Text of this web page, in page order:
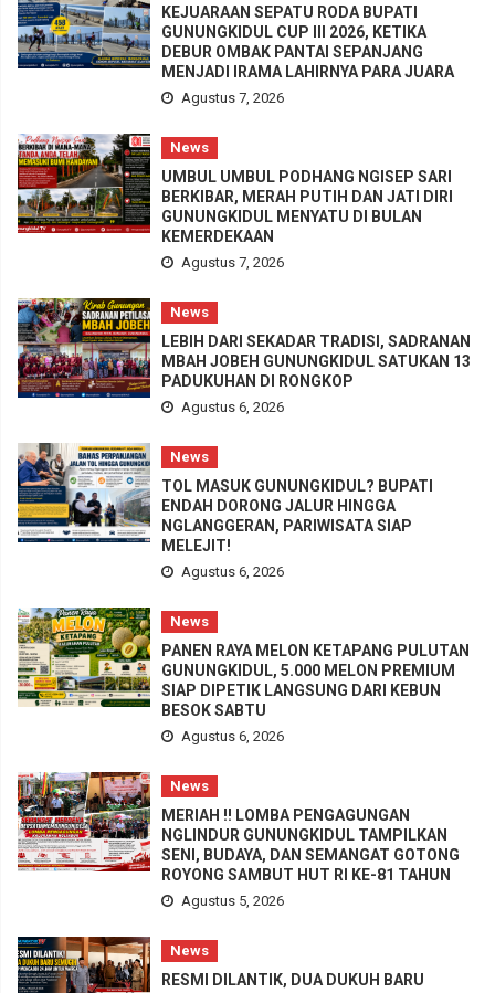
KEJUARAAN SEPATU RODA BUPATI
GUNUNGKIDUL CUP III 2026, KETIKA
DEBUR OMBAK PANTAI SEPANJANG
MENJADI IRAMA LAHIRNYA PARA JUARA
Agustus 7, 2026
News
UMBUL UMBUL PODHANG NGISEP SARI
BERKIBAR, MERAH PUTIH DAN JATI DIRI
GUNUNGKIDUL MENYATU DI BULAN
KEMERDEKAAN
Agustus 7, 2026
News
LEBIH DARI SEKADAR TRADISI, SADRANAN
MBAH JOBEH GUNUNGKIDUL SATUKAN 13
PADUKUHAN DI RONGKOP
Agustus 6, 2026
News
TOL MASUK GUNUNGKIDUL? BUPATI
ENDAH DORONG JALUR HINGGA
NGLANGGERAN, PARIWISATA SIAP
MELEJIT!
Agustus 6, 2026
News
PANEN RAYA MELON KETAPANG PULUTAN
GUNUNGKIDUL, 5.000 MELON PREMIUM
SIAP DIPETIK LANGSUNG DARI KEBUN
BESOK SABTU
Agustus 6, 2026
News
MERIAH !! LOMBA PENGAGUNGAN
NGLINDUR GUNUNGKIDUL TAMPILKAN
SENI, BUDAYA, DAN SEMANGAT GOTONG
ROYONG SAMBUT HUT RI KE-81 TAHUN
Agustus 5, 2026
News
RESMI DILANTIK, DUA DUKUH BARU